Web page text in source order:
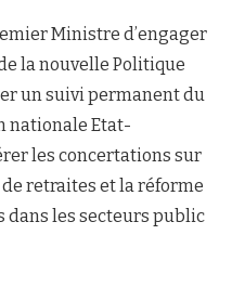
Ministre d’engager
la nouvelle Politique
un suivi permanent du
nationale Etat-
les concertations sur
retraites et la réforme
dans les secteurs public